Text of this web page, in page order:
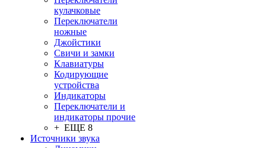
кулачковые
Переключатели
ножные
Джойстики
Свичи и замки
Клавиатуры
Кодирующие
устройства
Индикаторы
Переключатели и
индикаторы прочие
+ ЕЩЕ 8
Источники звука